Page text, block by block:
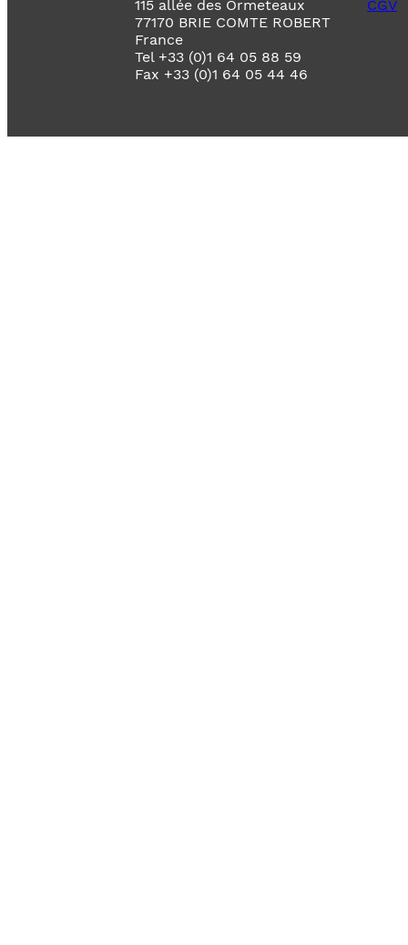
115 allée des Ormeteaux
77170 BRIE COMTE ROBERT
France
Tel +33 (0)1 64 05 88 59
Fax +33 (0)1 64 05 44 46
CGV